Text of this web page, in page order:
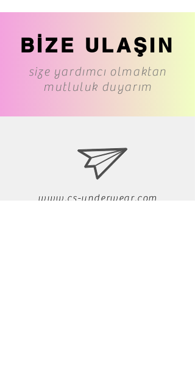
BİZE ULAŞIN
size yardımcı olmaktan
mutluluk duyarım
www.cs-underwear.com